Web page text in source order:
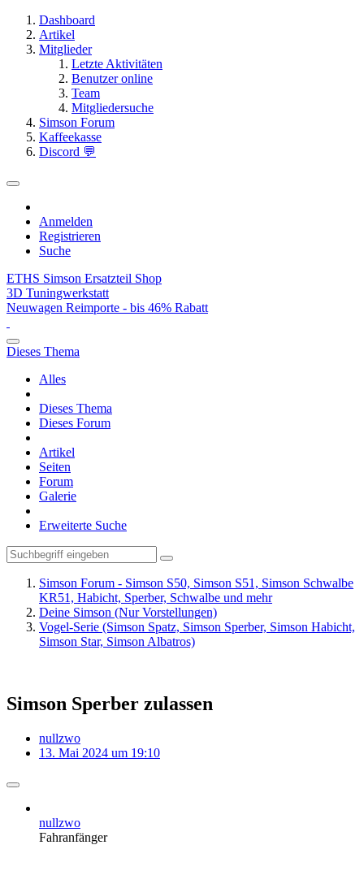
Dashboard
Artikel
Mitglieder
Letzte Aktivitäten
Benutzer online
Team
Mitgliedersuche
Simson Forum
Kaffeekasse
Discord 💬
Anmelden
Registrieren
Suche
ETHS Simson Ersatzteil Shop
3D Tuningwerkstatt
Neuwagen Reimporte - bis 46% Rabatt
Dieses Thema
Alles
Dieses Thema
Dieses Forum
Artikel
Seiten
Forum
Galerie
Erweiterte Suche
Simson Forum - Simson S50, Simson S51, Simson Schwalbe
KR51, Habicht, Sperber, Schwalbe und mehr
Deine Simson (Nur Vorstellungen)
Vogel-Serie (Simson Spatz, Simson Sperber, Simson Habicht,
Simson Star, Simson Albatros)
Simson Sperber zulassen
nullzwo
13. Mai 2024 um 19:10
nullzwo
Fahranfänger